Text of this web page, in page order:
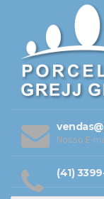
Nosso E-
(41)